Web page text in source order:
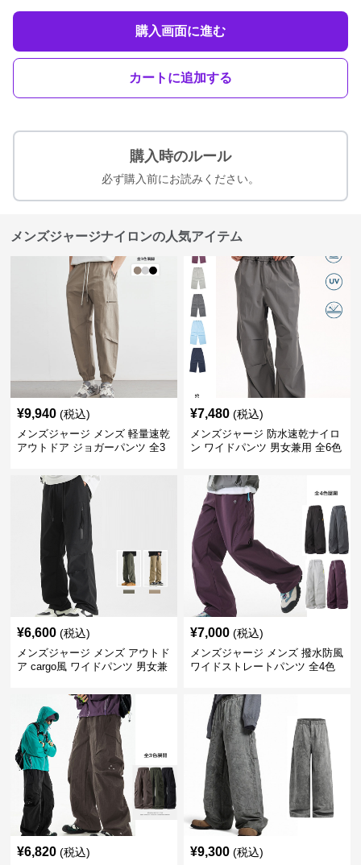
購入画面に進む
カートに追加する
購入時のルール
必ず購入前にお読みください。
メンズジャージナイロンの人気アイテム
¥9,940 (税込)
メンズジャージ メンズ 軽量速乾
アウトドア ジョガーパンツ 全3
¥7,480 (税込)
メンズジャージ 防水速乾ナイロ
ン ワイドパンツ 男女兼用 全6色
¥6,600 (税込)
メンズジャージ メンズ アウトド
ア cargo風 ワイドパンツ 男女兼
¥7,000 (税込)
メンズジャージ メンズ 撥水防風
ワイドストレートパンツ 全4色
¥6,820 (税込) ¥9,300 (税込)